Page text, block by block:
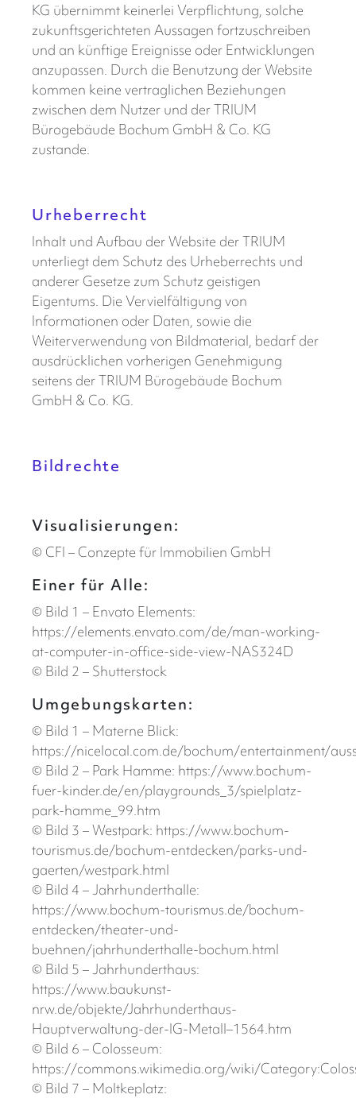
KG übernimmt keinerlei Verpflichtung, solche
zukunftsgerichteten Aussagen fortzuschreiben
und an künftige Ereignisse oder Entwicklungen
anzupassen. Durch die Benutzung der Website
kommen keine vertraglichen Beziehungen
zwischen dem Nutzer und der TRIUM
Bürogebäude Bochum GmbH & Co. KG
zustande.
Urheberrecht
Inhalt und Aufbau der Website der TRIUM
unterliegt dem Schutz des Urheberrechts und
anderer Gesetze zum Schutz geistigen
Eigentums. Die Vervielfältigung von
Informationen oder Daten, sowie die
Weiterverwendung von Bildmaterial, bedarf der
ausdrücklichen vorherigen Genehmigung
seitens der TRIUM Bürogebäude Bochum
GmbH & Co. KG.
Bildrechte
Visualisierungen:
© CFI – Conzepte für Immobilien GmbH
Einer für Alle:
© Bild 1 – Envato Elements:
https://elements.envato.com/de/man-working-
at-computer-in-office-side-view-NAS324D
© Bild 2 – Shutterstock
Umgebungskarten:
© Bild 1 – Materne Blick:
https://nicelocal.com.de/bochum/entertainment/
© Bild 2 – Park Hamme: https://www.bochum-
fuer-kinder.de/en/playgrounds_3/spielplatz-
park-hamme_99.htm
© Bild 3 – Westpark: https://www.bochum-
tourismus.de/bochum-entdecken/parks-und-
gaerten/westpark.html
© Bild 4 – Jahrhunderthalle:
https://www.bochum-tourismus.de/bochum-
entdecken/theater-und-
buehnen/jahrhunderthalle-bochum.html
© Bild 5 – Jahrhunderthaus:
https://www.baukunst-
nrw.de/objekte/Jahrhunderthaus-
Hauptverwaltung-der-IG-Metall–1564.htm
© Bild 6 – Colosseum:
https://commons.wikimedia.org/wiki/
© Bild 7 – Moltkeplatz: